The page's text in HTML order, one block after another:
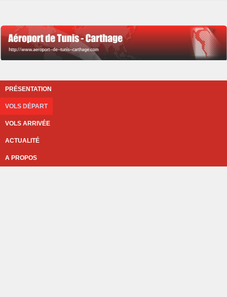
PRÉSENTATION
VOLS DÉPART
VOLS ARRIVÉE
ACTUALITÉ
A PROPOS